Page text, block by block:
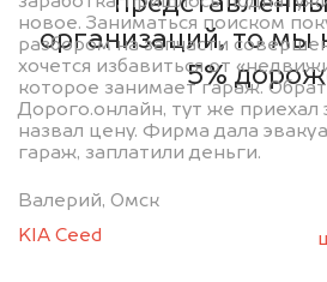
новое. Заниматься поиском
разбором на запчасти
хочется избавиться от
которое занимает гараж.
Дорого.онлайн, тут же приехал
назвал цену. Фирма дала
гараж, заплатили деньги.
Валерий, Омск
KIA Ceed
организаций, то мы
5%